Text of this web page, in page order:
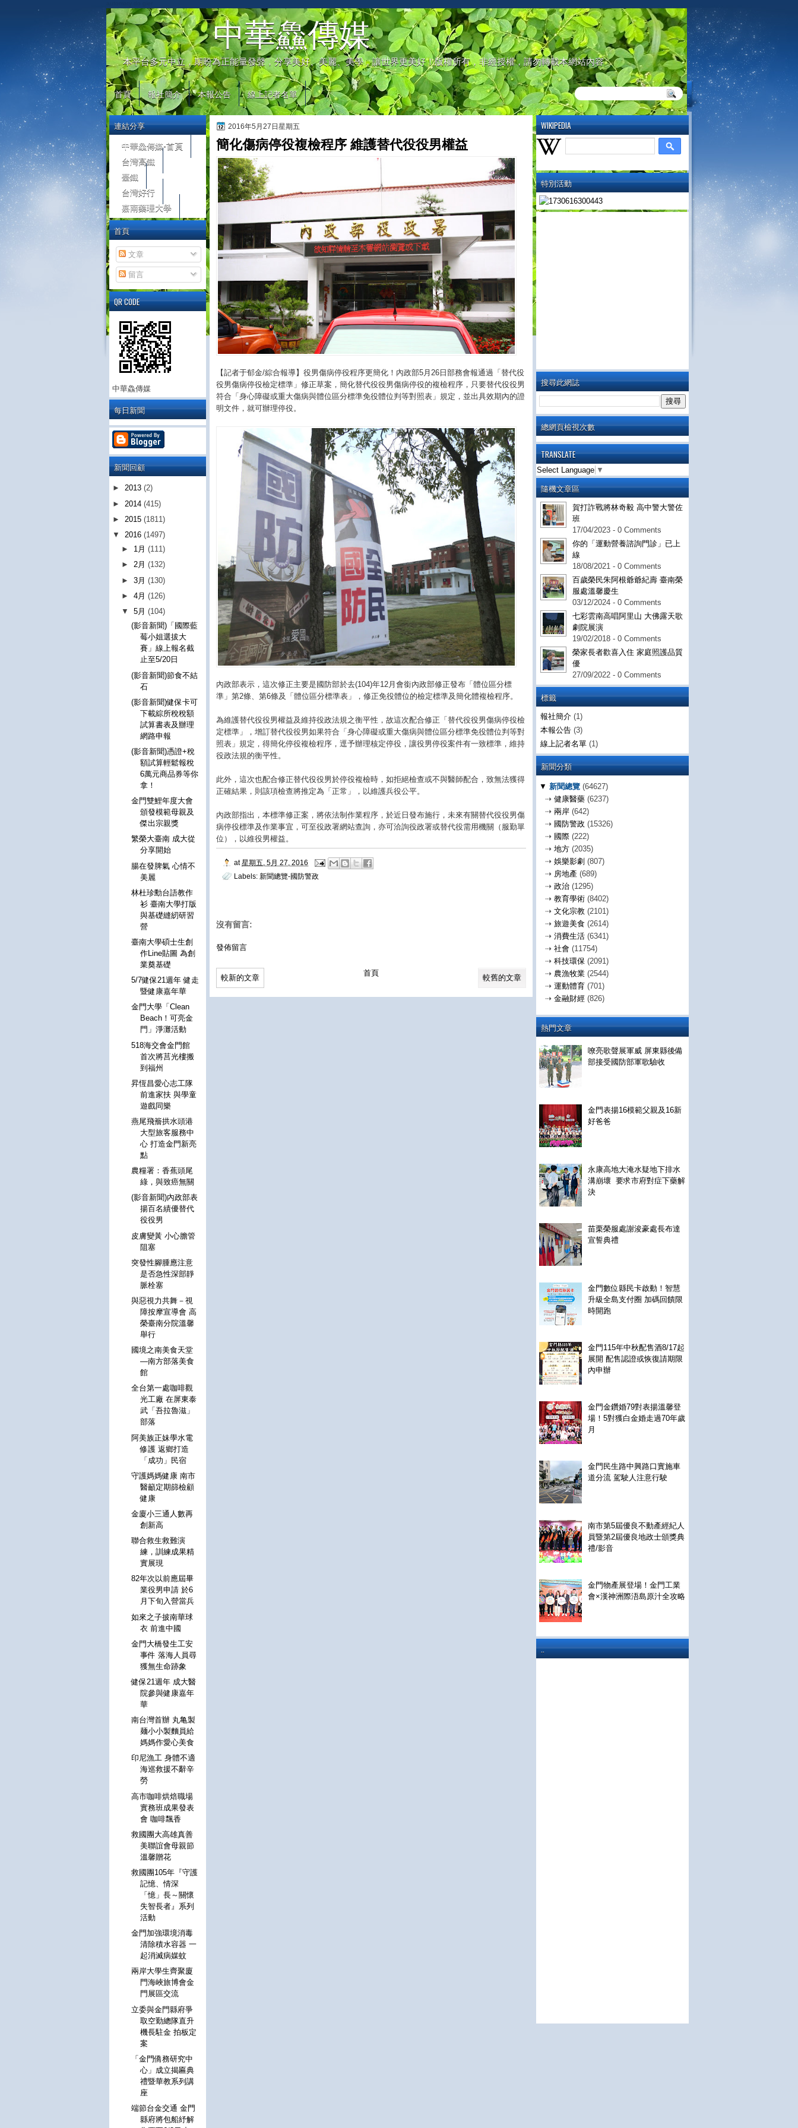
中華鱻傳媒
本平台多元中立，期盼為正能量發聲，分享美好、美麗、美學，讓世界更美好！版權所有，非經授權，請勿轉載本網站內容
首頁 報社簡介 本報公告 線上記者名單
WIKIPEDIA
特別活動
搜尋此網誌
總網頁檢視次數
TRANSLATE
Select Language ▼
隨機文章區
賀打詐戰將林奇毅 高中警大警佐
班
17/04/2023 - 0 Comments
你的「運動營養諮詢門診」已上
線
18/08/2021 - 0 Comments
百歲榮民朱阿根爺爺紀壽 臺南榮
服處溫馨慶生
03/12/2024 - 0 Comments
七彩雲南高唱阿里山 大佛露天歌
劇院展演
19/02/2018 - 0 Comments
榮家長者歡喜入住 家庭照護品質
優
27/09/2022 - 0 Comments
標籤
報社簡介 (1)
本報公告 (3)
線上記者名單 (1)
新聞分類
▼ 新聞總覽 (64627)
⇢ 健康醫藥 (6237)
⇢ 兩岸 (642)
⇢ 國防警政 (15326)
⇢ 國際 (222)
⇢ 地方 (2035)
⇢ 娛樂影劇 (807)
⇢ 房地產 (689)
⇢ 政治 (1295)
⇢ 教育學術 (8402)
⇢ 文化宗教 (2101)
⇢ 旅遊美食 (2614)
⇢ 消費生活 (6341)
⇢ 社會 (11754)
⇢ 科技環保 (2091)
⇢ 農漁牧業 (2544)
⇢ 運動體育 (701)
⇢ 金融財經 (826)
熱門文章
嘹亮歌聲展軍威 屏東縣後備
部接受國防部軍歌驗收
金門表揚16模範父親及16新
好爸爸
永康高地大淹水疑地下排水
溝崩壞 要求市府對症下藥解
決
苗栗榮服處謝浚豪處長布達
宣誓典禮
金門數位縣民卡啟動！智慧
升級全島支付圈 加碼回饋限
時開跑
金門115年中秋配售酒8/17起
展開 配售認證或恢復請期限
內申辦
金門金鑽婚79對表揚溫馨登
場！5對獲白金婚走過70年歲
月
金門民生路中興路口實施車
道分流 駕駛人注意行駛
南市第5屆優良不動產經紀人
員暨第2屆優良地政士頒獎典
禮/影音
金門物產展登場！金門工業
會×漢神洲際浯島原汁全攻略
..
2016年5月27日星期五
簡化傷病停役複檢程序 維護替代役役男權益
【記者于郁金/綜合報導】役男傷病停役程序更簡化！內政部5月26日部務會報通過「替代役
役男傷病停役檢定標準」修正草案，簡化替代役役男傷病停役的複檢程序，只要替代役役男
符合「身心障礙或重大傷病與體位區分標準免役體位判等對照表」規定，並出具效期內的證
明文件，就可辦理停役。
內政部表示，這次修正主要是國防部於去(104)年12月會銜內政部修正發布「體位區分標
準」第2條、第6條及「體位區分標準表」，修正免役體位的檢定標準及簡化體複檢程序。
為維護替代役役男權益及維持役政法規之衡平性，故這次配合修正「替代役役男傷病停役檢
定標準」，增訂替代役役男如果符合「身心障礙或重大傷病與體位區分標準免役體位判等對
照表」規定，得簡化停役複檢程序，逕予辦理核定停役，讓役男停役案件有一致標準，維持
役政法規的衡平性。
此外，這次也配合修正替代役役男於停役複檢時，如拒絕檢查或不與醫師配合，致無法獲得
正確結果，則該項檢查將推定為「正常」，以維護兵役公平。
內政部指出，本標準修正案，將依法制作業程序，於近日發布施行，未來有關替代役役男傷
病停役標準及作業事宜，可至役政署網站查詢，亦可洽詢役政署或替代役需用機關（服勤單
位），以維役男權益。
at 星期五, 5月 27, 2016
Labels: 新聞總覽-國防警政
沒有留言:
發佈留言
較新的文章 較舊的文章
首頁
連結分享
中華鱻傳媒-首頁
台灣高鐵
臺鐵
台灣好行
嘉南藥理大學
首頁
文章
留言
QR CODE
中華鱻傳媒
每日新聞
新聞回顧
► 2013 (2)
► 2014 (415)
► 2015 (1811)
▼ 2016 (1497)
► 1月(111)
►2月(132)
►3月(130)
►4月(126)
▼5月(104)
(影音新聞)「國際藍
莓小姐選拔大
賽」線上報名截
止至5/20日
(影音新聞)節食不結
石
(影音新聞)健保卡可
下載綜所稅稅額
試算書表及辦理
網路申報
(影音新聞)憑證+稅
額試算輕鬆報稅
6萬元商品券等你
拿！
金門雙鯉年度大會
頒發模範母親及
傑出宗親獎
繁榮大臺南 成大從
分享開始
腸在發脾氣 心情不
美麗
林杜珍勳台語教作
衫 臺南大學打版
與基礎縫紉研習
營
臺南大學碩士生創
作Line貼圖 為創
業奠基礎
5/7健保21週年 健走
暨健康嘉年華
金門大學「Clean
Beach！可亮金
門」淨灘活動
518海交會金門館
首次將莒光樓搬
到福州
昇恆昌愛心志工隊
前進家扶 與學童
遊戲同樂
燕尾飛簷拱水頭港
大型旅客服務中
心 打造金門新亮
點
農糧署：香蕉頭尾
綠，與致癌無關
(影音新聞)內政部表
揚百名績優替代
役役男
皮膚變黃 小心膽管
阻塞
突發性腳腫應注意
是否急性深部靜
脈栓塞
與惡視力共舞－視
障按摩宣導會 高
榮臺南分院溫馨
舉行
國境之南美食天堂
—南方部落美食
館
全台第一處咖啡觀
光工廠 在屏東泰
武「吾拉魯滋」
部落
阿美族正妹學水電
修護 返鄉打造
「成功」民宿
守護媽媽健康 南市
醫籲定期篩檢顧
健康
金廈小三通人數再
創新高
聯合救生救難演
練，訓練成果精
實展現
82年次以前應屆畢
業役男申請 於6
月下旬入營當兵
如來之子披南華球
衣 前進中國
金門大橋發生工安
事件 落海人員尋
獲無生命跡象
健保21週年 成大醫
院參與健康嘉年
華
南台灣首辦 丸亀製
麺小小製麵員給
媽媽作愛心美食
印尼漁工 身體不適
海巡救援不辭辛
勞
高市咖啡烘焙職場
實務班成果發表
會 咖啡飄香
救國團大高雄真善
美聯誼會母親節
溫馨贈花
救國團105年『守護
記憶、情深
「憶」長～關懷
失智長者』系列
活動
金門加強環境消毒
清除積水容器 一
起消滅病媒蚊
兩岸大學生齊聚廈
門海峽旅博會金
門展區交流
立委與金門縣府爭
取空勤總隊直升
機長駐金 拍板定
案
「金門僑務研究中
心」成立揭匾典
禮暨華教系列講
座
端節台金交通 金門
縣府將包船紓解